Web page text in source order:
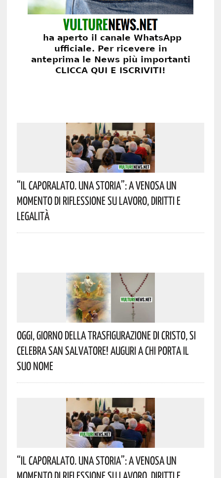
“Il Caporalato. Una Storia”: A Venosa Un
Momento Di Riflessione Su Lavoro, Diritti E
Legalità
Oggi, Giorno Della Trasfigurazione Di Cristo, Si
Celebra San Salvatore! Auguri A Chi Porta Il
Suo Nome
“Il Caporalato. Una Storia”: A Venosa Un